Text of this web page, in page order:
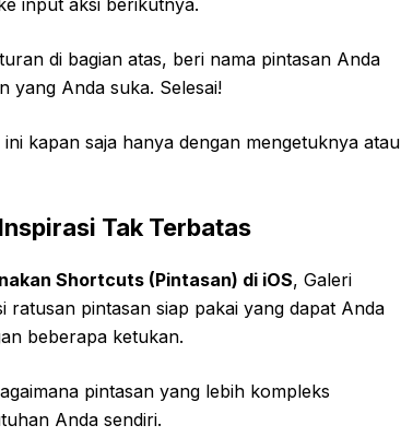
input aksi berikutnya.
di bagian atas, beri nama pintasan Anda
yang Anda suka. Selesai!
kapan saja hanya dengan mengetuknya atau
Tak Terbatas
Shortcuts (Pintasan) di iOS, Galeri
pintasan siap pakai yang dapat Anda
beberapa ketukan.
pintasan yang lebih kompleks
Anda sendiri.